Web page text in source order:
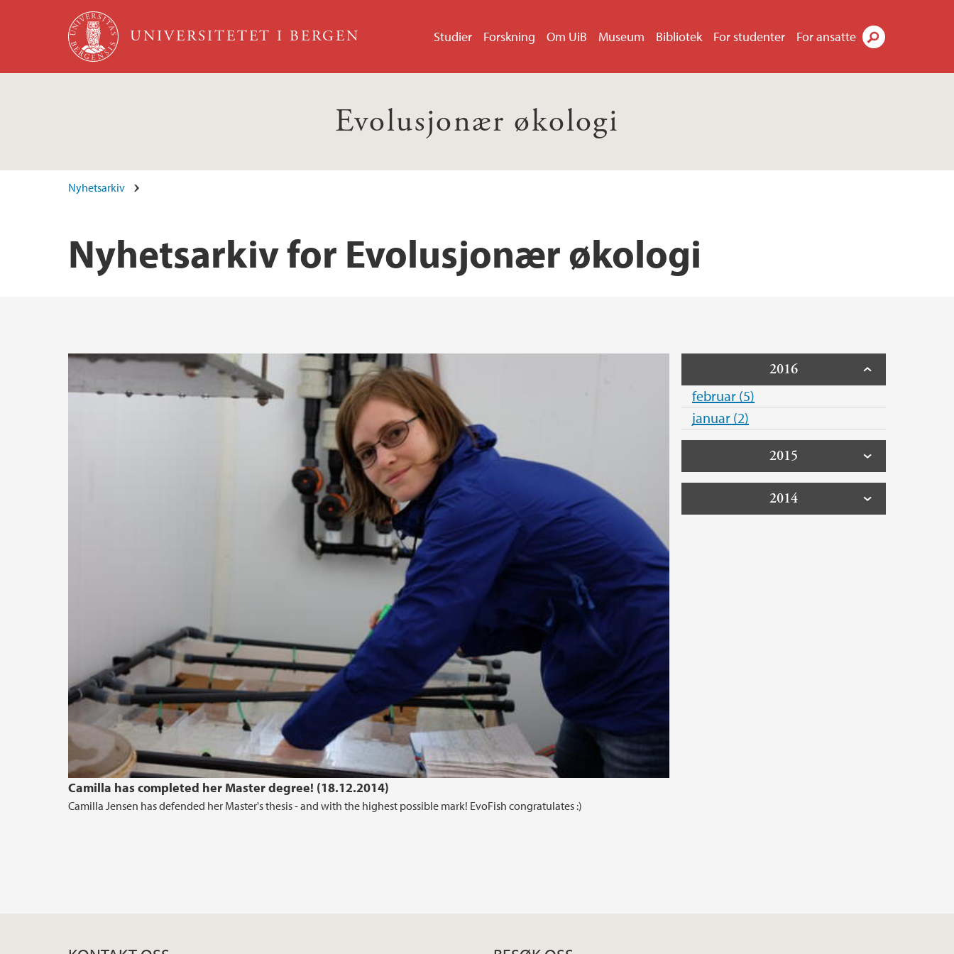
Hopp til hovedinnhold
UNIVERSITETET I BERGEN Studier Forskning Om UiB Museum Bibliotek For studenter For ansatte
Evolusjonær økologi
Nyhetsarkiv
Nyhetsarkiv for Evolusjonær økologi
Camilla has completed her Master degree! (18.12.2014)
Camilla Jensen has defended her Master's thesis - and with the highest possible mark! EvoFish congratulates :)
2016
februar (5)
januar (2)
2015
2014